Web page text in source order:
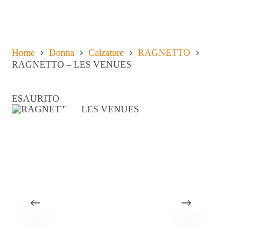
Home Donna Calzature
RAGNETTO
RAGNETTO – LES VENUES
ESAURITO